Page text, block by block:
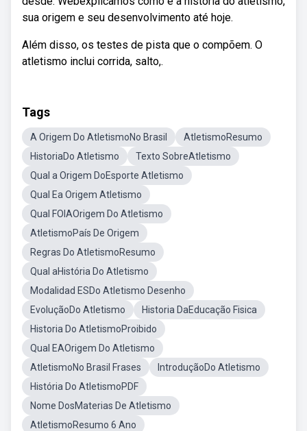
sua origem e seu desenvolvimento até hoje.
Além disso, os testes de pista que o compõem. O
atletismo inclui corrida, salto,.
Tags
A Origem Do AtletismoNo Brasil
AtletismoResumo
HistoriaDo Atletismo
Texto SobreAtletismo
Qual a Origem DoEsporte Atletismo
Qual Ea Origem Atletismo
Qual FOIAOrigem Do Atletismo
AtletismoPaís De Origem
Regras Do AtletismoResumo
Qual aHistória Do Atletismo
Modalidad ESDo Atletismo Desenho
EvoluçãoDo Atletismo
Historia DaEducação Fisica
Historia Do AtletismoProibido
Qual EAOrigem Do Atletismo
AtletismoNo Brasil Frases
IntroduçãoDo Atletismo
História Do AtletismoPDF
Nome DosMaterias De Atletismo
AtletismoResumo 6 Ano